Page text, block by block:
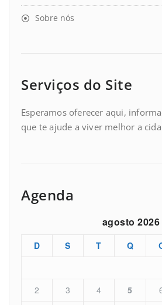
Sobre nós
Serviços do Site
Esperamos oferecer aqui,
que te ajude a viver melhor a
Agenda
agosto 2026
D S T Q
2
3 4 5